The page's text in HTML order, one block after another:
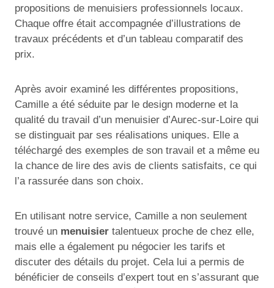
propositions de menuisiers professionnels locaux.
Chaque offre était accompagnée d’illustrations de
travaux précédents et d’un tableau comparatif des
prix.
Après avoir examiné les différentes propositions,
Camille a été séduite par le design moderne et la
qualité du travail d’un menuisier d’Aurec-sur-Loire qui
se distinguait par ses réalisations uniques. Elle a
téléchargé des exemples de son travail et a même eu
la chance de lire des avis de clients satisfaits, ce qui
l’a rassurée dans son choix.
En utilisant notre service, Camille a non seulement
trouvé un menuisier talentueux proche de chez elle,
mais elle a également pu négocier les tarifs et
discuter des détails du projet. Cela lui a permis de
bénéficier de conseils d’expert tout en s’assurant que